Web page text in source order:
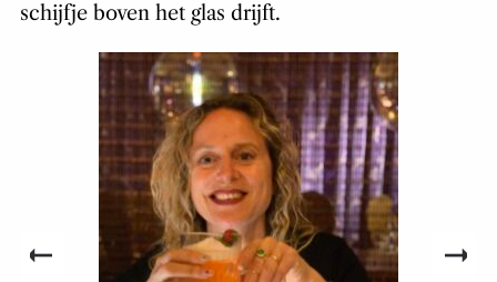
schijfje boven het glas drijft.